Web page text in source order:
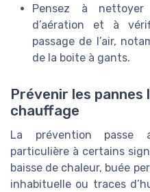
Pensez à
d’aération et à
passage de l’air,
de la boite à gants.
Prévenir les
chauffage
La prévention passe
particulière à certains
baisse de chaleur, buée
inhabituelle ou traces